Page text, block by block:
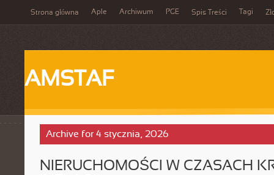
Strona główna Aple Archiwum PGE Spis Treści Tagi
AMSTAF
Archive for 4 stycznia, 2026
NIERUCHOMOŚCI W CZASACH